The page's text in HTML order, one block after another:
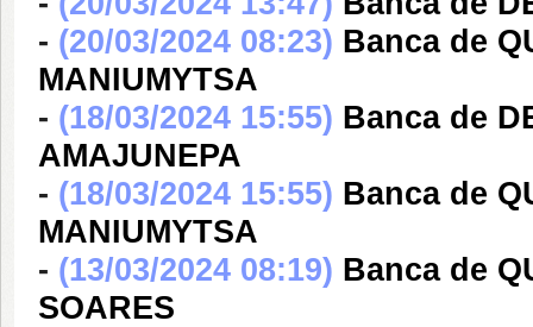
- (20/03/2024 08:23) Banca de
MANIUMYTSA
- (18/03/2024 15:55) Banca de
AMAJUNEPA
- (18/03/2024 15:55) Banca de
MANIUMYTSA
- (13/03/2024 08:19) Banca de
SOARES